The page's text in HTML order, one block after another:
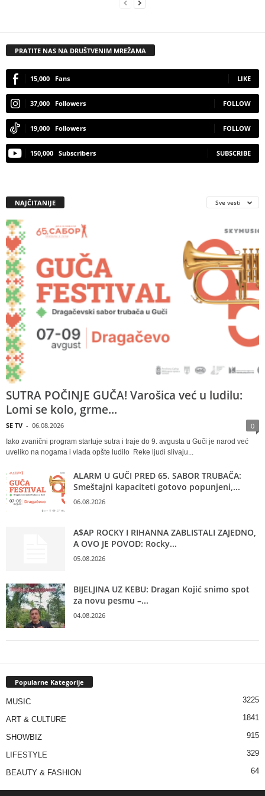
PRATITE NAS NA DRUŠTVENIM MREŽAMA
15,000 Fans LIKE
37,000 Followers FOLLOW
19,000 Followers FOLLOW
150,000 Subscribers SUBSCRIBE
NAJČITANIJE Sve vesti
SUTRA POČINJE GUČA! Varošica već u ludilu:
Lomi se kolo, grme...
SE TV - 06.08.2026 0
Iako zvanični program startuje sutra i traje do 9. avgusta u Guči je narod već
uveliko na nogama i vlada opšte ludilo Reke ljudi slivaju...
ALARM U GUČI PRED 65. SABOR TRUBAČA:
Smeštajni kapaciteti gotovo popunjeni,...
06.08.2026
A$AP ROCKY I RIHANNA ZABLISTALI ZAJEDNO,
A OVO JE POVOD: Rocky...
05.08.2026
BIJELJINA UZ KEBU: Dragan Kojić snimo spot
za novu pesmu –...
04.08.2026
Popularne Kategorije
MUSIC 3225
ART & CULTURE 1841
SHOWBIZ 915
LIFESTYLE 329
BEAUTY & FASHION 64